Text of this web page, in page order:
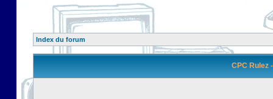
Index du forum
CPC Rulez